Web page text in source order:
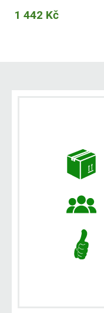
1 442 Kč